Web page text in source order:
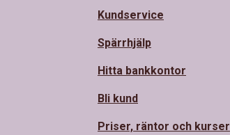
Kundservice
Spärrhjälp
Hitta bankkontor
Bli kund
Priser, räntor och kurser